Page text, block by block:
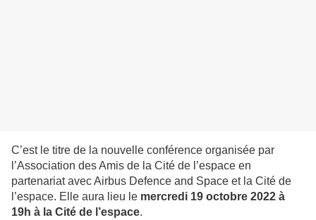
C’est le titre de la nouvelle conférence organisée par
l’Association des Amis de la Cité de l’espace en
partenariat avec Airbus Defence and Space et la Cité de
l’espace. Elle aura lieu le mercredi 19 octobre 2022 à
19h à la Cité de l’espace.